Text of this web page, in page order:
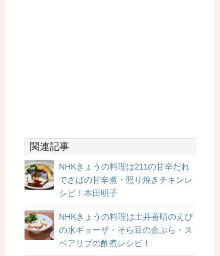
関連記事
NHKきょうの料理は211の甘辛だれ
でさばの甘辛煮・照り焼きチキンレ
シピ！本田明子
NHKきょうの料理は土井善晴のえび
の水ギョーザ・そら豆の金ぷら・ス
ペアリブの酢煮レシピ！